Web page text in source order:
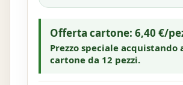
Offerta cartone: 6,40 €/
Prezzo speciale acquistando
cartone da 12 pezzi.